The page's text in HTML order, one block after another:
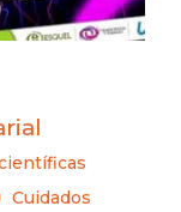
Cuidados